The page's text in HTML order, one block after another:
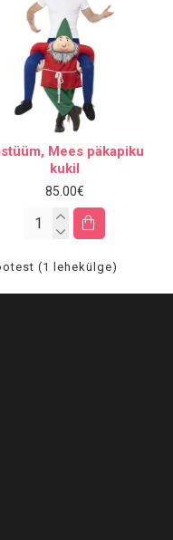
Mees päkapiku
kukil
85.00€
(1 lehekülge)